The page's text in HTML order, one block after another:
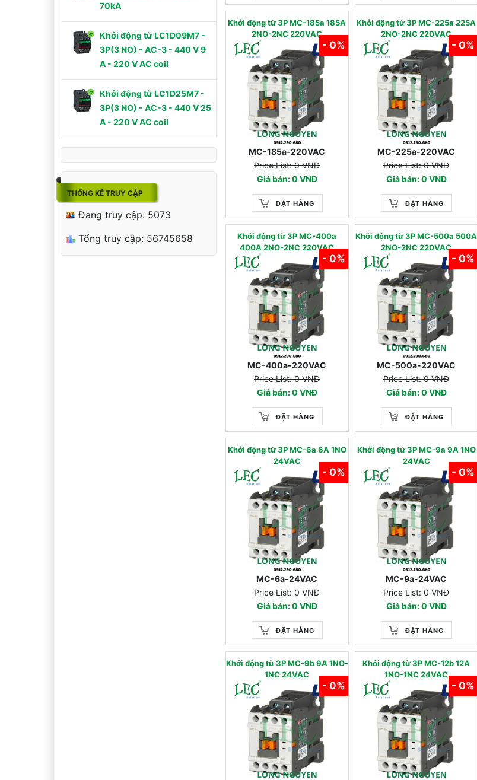
70kA
Khởi động từ LC1D09M7 -
3P(3 NO) - AC-3 - 440 V 9
A - 220 V AC coil
Khởi động từ LC1D25M7 -
3P(3 NO) - AC-3 - 440 V 25
A - 220 V AC coil
THỐNG KÊ TRUY CẬP
Đang truy cập: 5073
Tổng truy cập: 56745658
Khởi động từ 3P MC-185a 185A
2NO-2NC 220VAC
MC-185a-220VAC
Price List: 0 VNĐ
Giá bán: 0 VNĐ
ĐẶT HÀNG
- 0%
Khởi động từ 3P MC-225a 225A
2NO-2NC 220VAC
MC-225a-220VAC
Price List: 0 VNĐ
Giá bán: 0 VNĐ
ĐẶT HÀNG
- 0%
Khởi động từ 3P MC-400a
400A 2NO-2NC 220VAC
MC-400a-220VAC
Price List: 0 VNĐ
Giá bán: 0 VNĐ
ĐẶT HÀNG
- 0%
Khởi động từ 3P MC-500a 500A
2NO-2NC 220VAC
MC-500a-220VAC
Price List: 0 VNĐ
Giá bán: 0 VNĐ
ĐẶT HÀNG
- 0%
Khởi động từ 3P MC-6a 6A 1NO
24VAC
MC-6a-24VAC
Price List: 0 VNĐ
Giá bán: 0 VNĐ
ĐẶT HÀNG
- 0%
Khởi động từ 3P MC-9a 9A 1NO
24VAC
MC-9a-24VAC
Price List: 0 VNĐ
Giá bán: 0 VNĐ
ĐẶT HÀNG
- 0%
Khởi động từ 3P MC-9b 9A 1NO-
1NC 24VAC
- 0%
Khởi động từ 3P MC-12b 12A
1NO-1NC 24VAC
- 0%